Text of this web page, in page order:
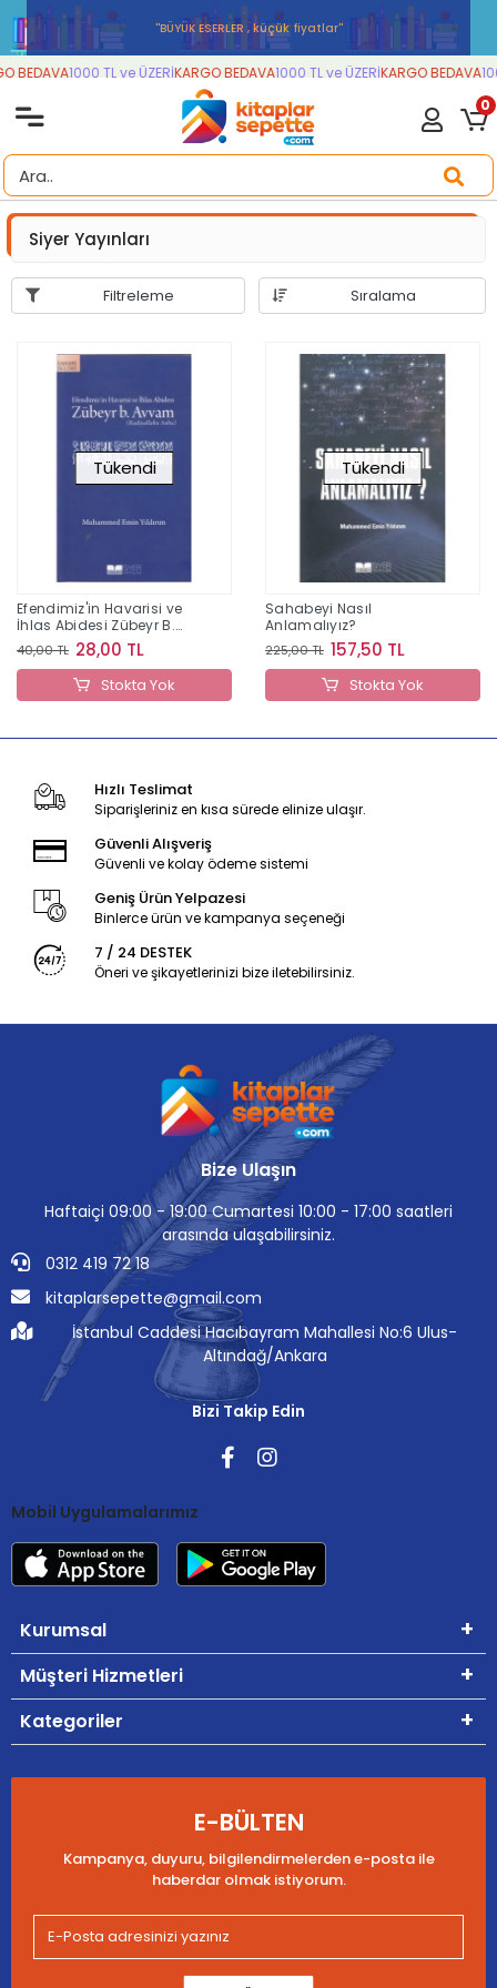
''BÜYÜK ESERLER , küçük fiyatlar''
BEDAVA1000 TL ve ÜZERİKARGO BEDAVA1000 TL ve ÜZERİKARGO BEDAVA
0
Siyer Yayınları
Filtreleme Sıralama
Tükendi
Efendimiz'in Havarisi ve
İhlas Abidesi Zübeyr B.
Avvam
40,00 TL 28,00 TL
Stokta Yok
Tükendi
Sahabeyi Nasıl
Anlamalıyız?
225,00 TL 157,50 TL
Stokta Yok
Hızlı Teslimat
Siparişleriniz en kısa sürede elinize ulaşır.
Güvenli Alışveriş
Güvenli ve kolay ödeme sistemi
Geniş Ürün Yelpazesi
Binlerce ürün ve kampanya seçeneği
7 / 24 DESTEK
Öneri ve şikayetlerinizi bize iletebilirsiniz.
Bize Ulaşın
Haftaiçi 09:00 - 19:00 Cumartesi 10:00 - 17:00 saatleri
arasında ulaşabilirsiniz.
0312 419 72 18
kitaplarsepette@gmail.com
İstanbul Caddesi Hacıbayram Mahallesi No:6 Ulus-
Altındağ/Ankara
Bizi Takip Edin
Mobil Uygulamalarımız
Kurumsal
Müşteri Hizmetleri
Kategoriler
E-BÜLTEN
Kampanya, duyuru, bilgilendirmelerden e-posta ile
haberdar olmak istiyorum.